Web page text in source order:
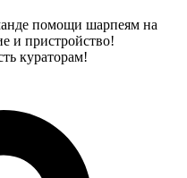
помощи шарпеям на
и пристройство!
кураторам!